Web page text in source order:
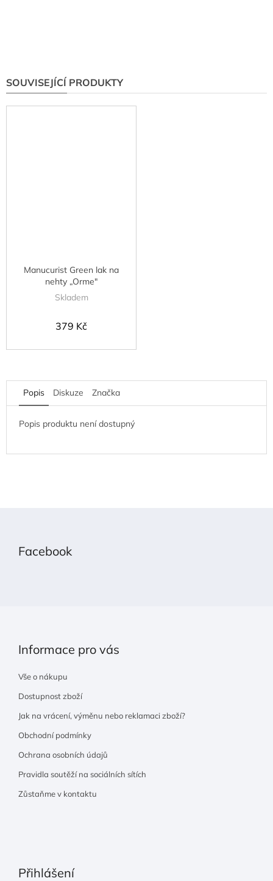
SOUVISEJÍCÍ PRODUKTY
Manucurist Green lak na
nehty „Orme"
Skladem
379 Kč
Popis Diskuze Značka
Popis produktu není dostupný
Facebook
Informace pro vás
Vše o nákupu
Dostupnost zboží
Jak na vrácení, výměnu nebo reklamaci zboží?
Obchodní podmínky
Ochrana osobních údajů
Pravidla soutěží na sociálních sítích
Zůstaňme v kontaktu
Přihlášení